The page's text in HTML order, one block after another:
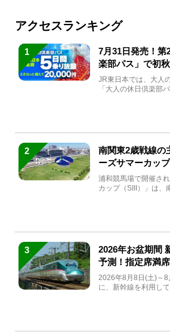
アクセスランキング
1
7月31日発売！第
楽部パス」で初
JR東日本では、大人
「大人の休日倶楽部
2
南関東2歳戦線の
ーズサマーカッ
馬と見どころを
浦和競馬場で開催さ
カップ（SIII）」は、
3
2026年お盆期間
予測！指定席満
急券も解説
2026年8月8日(土)～
に、新幹線を利用し